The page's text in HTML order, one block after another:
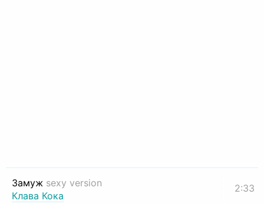
Замуж sexy version
Клава Кока
2:33